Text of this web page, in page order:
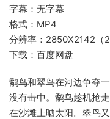
字幕：无字幕
格式：MP4
分辨率：2850X2142（
下载：百度网盘
鹬鸟和翠鸟在河边争夺
没有击中。鹬鸟趁机抢
在沙滩上晒太阳。翠鸟